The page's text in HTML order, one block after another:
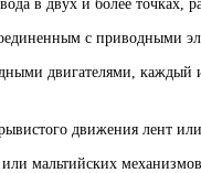
в двух и более
с приводными
двигателями,
движения лент
или мальтийских